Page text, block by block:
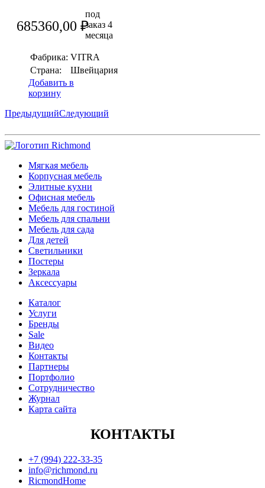
685360,00₽
под
заказ 4
месяца
Фабрика: VITRA
Страна:
Швейцария
Добавить в
корзину
ПредыдущийСледующий
Мягкая мебель
Корпусная мебель
Элитные кухни
Офисная мебель
Мебель для гостиной
Мебель для спальни
Мебель для сада
Для детей
Светильники
Постеры
Зеркала
Аксессуары
Каталог
Услуги
Бренды
Sale
Видео
Контакты
Партнеры
Портфолио
Сотрудничество
Журнал
Карта сайта
КОНТАКТЫ
+7 (994) 222-33-35
info@richmond.ru
RicmondHome